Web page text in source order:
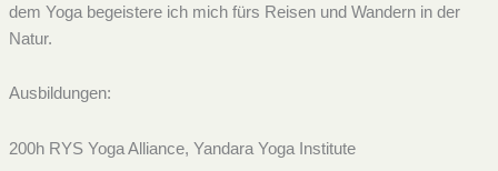
dem Yoga begeistere ich mich fürs Reisen und Wandern in der
Natur.
Ausbildungen:
200h RYS Yoga Alliance, Yandara Yoga ​Institute